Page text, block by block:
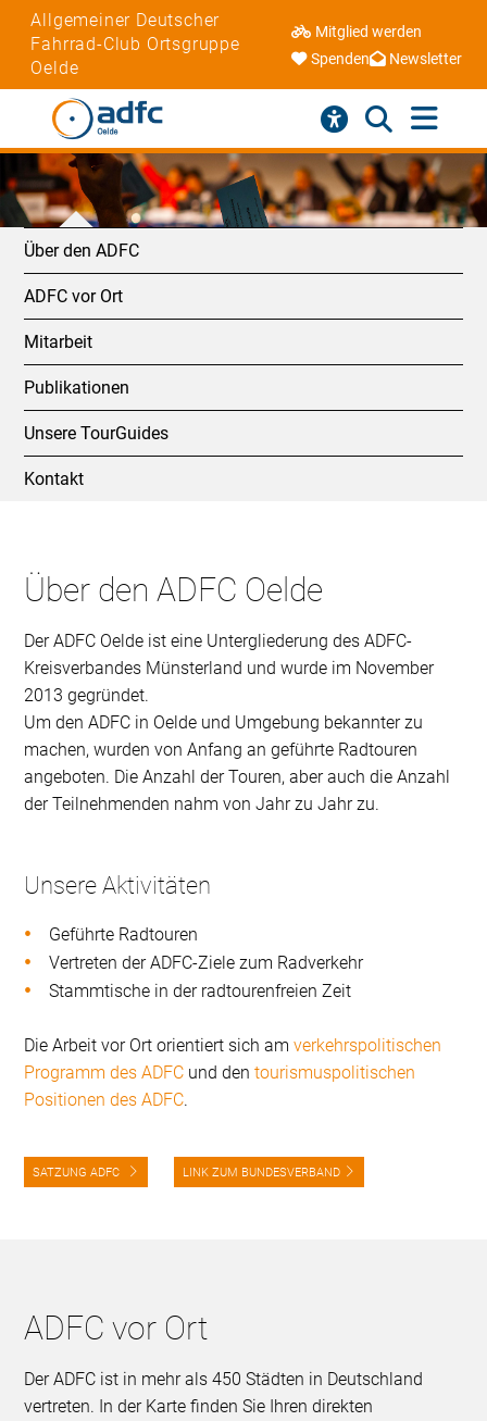
Allgemeiner Deutscher
Fahrrad-Club Ortsgruppe
Oelde
Mitglied werden
Spenden
Newsletter
Über den ADFC
ADFC vor Ort
Mitarbeit
Publikationen
Unsere TourGuides
Kontakt
Über den ADFC Oelde
Der ADFC Oelde ist eine Untergliederung des ADFC-
Kreisverbandes Münsterland und wurde im November
2013 gegründet.
Um den ADFC in Oelde und Umgebung bekannter zu
machen, wurden von Anfang an geführte Radtouren
angeboten. Die Anzahl der Touren, aber auch die Anzahl
der Teilnehmenden nahm von Jahr zu Jahr zu.
Unsere Aktivitäten
Geführte Radtouren
Vertreten der ADFC-Ziele zum Radverkehr
Stammtische in der radtourenfreien Zeit
Die Arbeit vor Ort orientiert sich amverkehrspolitischen
Programm des ADFC und dentourismuspolitischen
Positionen des ADFC.
SATZUNG ADFC LINK ZUM BUNDESVERBAND
ADFC vor Ort
Der ADFC ist in mehr als 450 Städten in Deutschland
vertreten. In der Karte finden Sie Ihren direkten